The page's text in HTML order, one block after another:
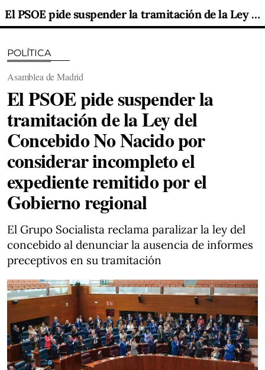
El PSOE pide suspender la tramitación de la Ley del Concebido No Nacido por considerar incompleto el expediente remitido por el Gobierno regional
POLÍTICA
Asamblea de Madrid
El PSOE pide suspender la
tramitación de la Ley del
Concebido No Nacido por
considerar incompleto el
expediente remitido por el
Gobierno regional
El Grupo Socialista reclama paralizar la ley del
concebido al denunciar la ausencia de informes
preceptivos en su tramitación